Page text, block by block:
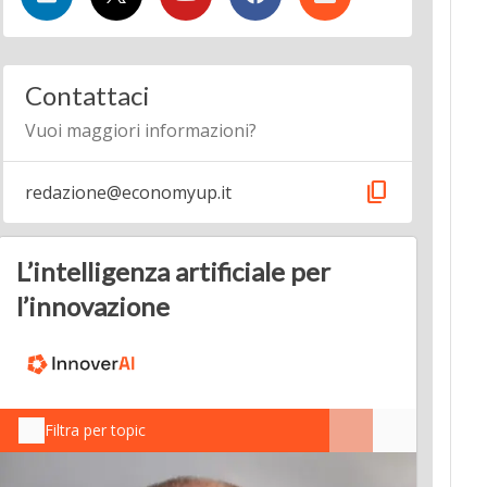
Contattaci
Vuoi maggiori informazioni?
redazione@economyup.it content_copy
L’intelligenza artificiale per
l’innovazione
Filtra per topic